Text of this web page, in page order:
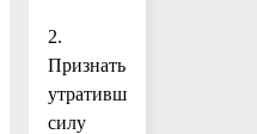
2.
Признать
утратившим
силу